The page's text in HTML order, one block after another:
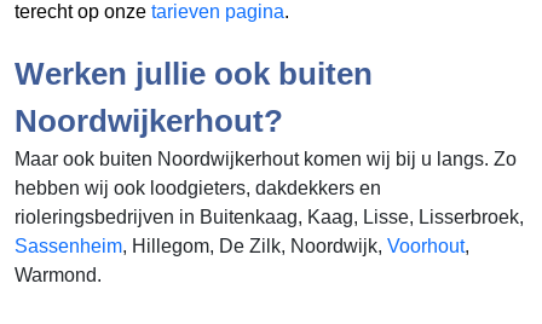
terecht op onze tarieven pagina.
Werken jullie ook buiten
Noordwijkerhout?
Maar ook buiten Noordwijkerhout komen wij bij u langs. Zo
hebben wij ook loodgieters, dakdekkers en
rioleringsbedrijven in Buitenkaag, Kaag, Lisse, Lisserbroek,
Sassenheim, Hillegom, De Zilk, Noordwijk, Voorhout,
Warmond.